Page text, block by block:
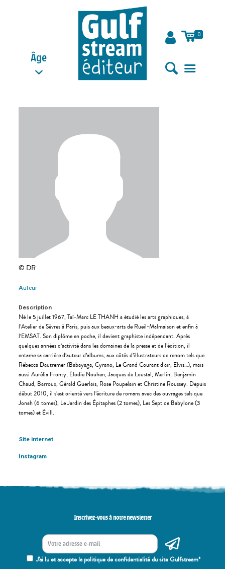
Âge
0
© DR
Auteur
Description
Né le 5 juillet 1967, Taï-Marc LE THANH a étudié les arts graphiques, à
l’Atelier de Sèvres à Paris, puis aux beaux-arts de Rueil-Malmaison et enfin à
l’EMSAT. Son diplôme en poche, il devient graphiste indépendant. Après
quelques années d’activité dans les domaines de la presse et de l’édition, il
entame sa carrière d’auteur d’albums, aux côtés d’illustrateurs de renom tels que
Rébecca Dautremer (Babayaga, Cyrano, Le Grand Courant d’air, Elvis…), mais
aussi Aurélia Fronty, Élodie Nouhen, Jacques de Loustal, Merlin, Benjamin
Chaud, Barroux, Gérald Guerlais, Rose Poupelain et Christine Roussey. Depuis
début 2010, il s’est orienté vers l’écriture de romans avec des ouvrages tels que
Jonah (6 tomes), Le Jardin des Épitaphes (2 tomes), Les Sept de Babylone (3
tomes) et Évill.
Site internet
Instagram
Inscrivez-vous à notre newsletter
J'ai lu et accepte la politique de confidentialité du site Gulfstream*